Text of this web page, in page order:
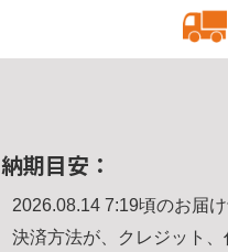
納期目安：
2026.08.14 7:19頃のお届け
決済方法が、クレジット